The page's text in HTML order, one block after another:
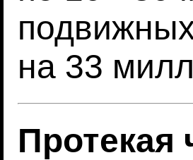
на 33
Протекая